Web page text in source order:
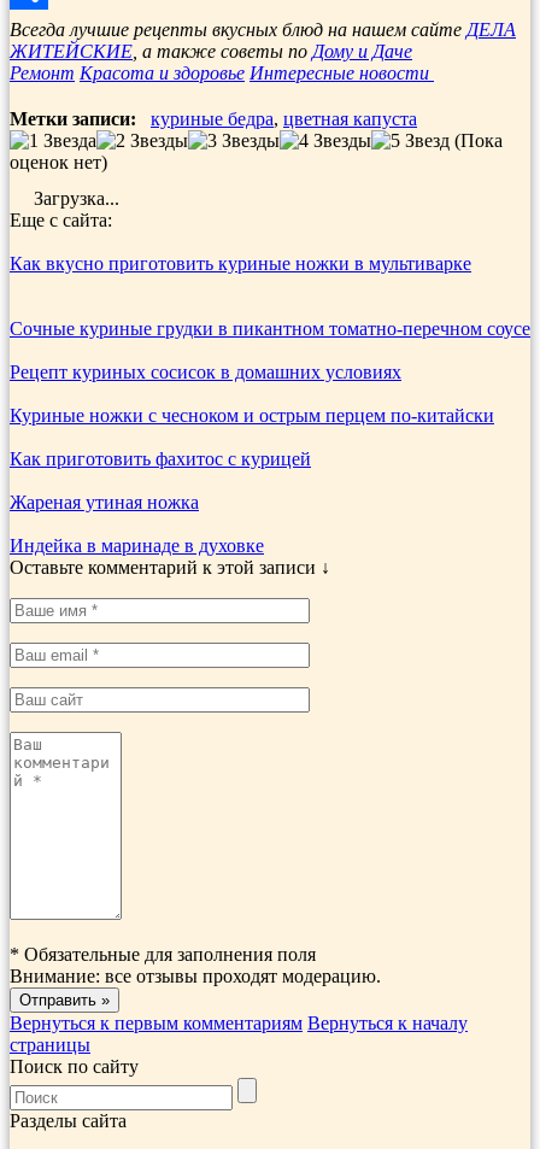
Отправить
Всегда лучшие рецепты вкусных блюд на нашем сайте ДЕЛА
ЖИТЕЙСКИЕ , а также советы по Дому и Даче
Ремонт Красота и здоровье Интересные новости
Метки записи: куриные бедра, цветная капуста
(Пока
оценок нет)
Загрузка...
Еще с сайта:
Как вкусно приготовить куриные ножки в мультиварке
Сочные куриные грудки в пикантном томатно-перечном соусе
Рецепт куриных сосисок в домашних условиях
Куриные ножки с чесноком и острым перцем по-китайски
Как приготовить фахитос с курицей
Жареная утиная ножка
Индейка в маринаде в духовке
Оставьте комментарий к этой записи ↓
* Обязательные для заполнения поля
Внимание: все отзывы проходят модерацию.
Вернуться к первым комментариям Вернуться к началу
страницы
Поиск по сайту
Разделы сайта